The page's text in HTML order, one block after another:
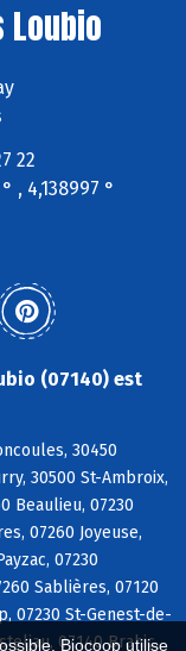
Biocoop utilise
22
, 4,138997 °
(07140) est
30450
30500 St-Ambroix,
Beaulieu, 07230
07260 Joyeuse,
07230
Sablières, 07120
07230 St-Genest-de-
07140 Brahic,